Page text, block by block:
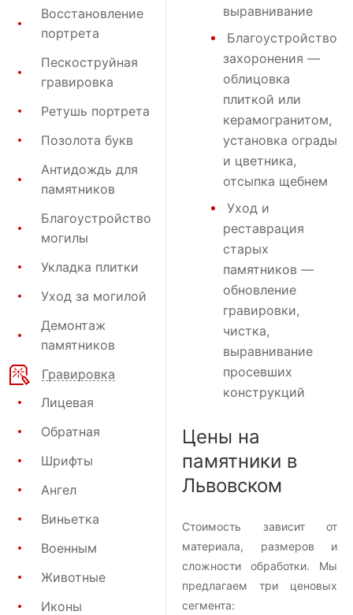
Восстановление
портрета
Пескоструйная
гравировка
Ретушь портрета
Позолота букв
Антидождь для
памятников
Благоустройство
могилы
Укладка плитки
Уход за могилой
Демонтаж
памятников
Гравировка
Лицевая
Обратная
Шрифты
Ангел
Виньетка
Военным
Животные
Иконы
выравнивание
Благоустройство
захоронения —
облицовка
плиткой или
керамогранитом,
установка ограды
и цветника,
отсыпка щебнем
Уход и
реставрация
старых
памятников —
обновление
гравировки,
чистка,
выравнивание
просевших
конструкций
Цены на
памятники в
Львовском
Стоимость зависит от
материала, размеров и
сложности обработки. Мы
предлагаем три ценовых
сегмента: